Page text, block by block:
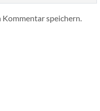
speichern.